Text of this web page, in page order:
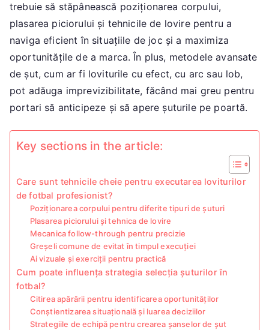
trebuie să stăpânească poziționarea corpului,
plasarea piciorului și tehnicile de lovire pentru a
naviga eficient în situațiile de joc și a maximiza
oportunitățile de a marca. În plus, metodele avansate
de șut, cum ar fi loviturile cu efect, cu arc sau lob,
pot adăuga imprevizibilitate, făcând mai greu pentru
portari să anticipeze și să apere șuturile pe poartă.
Key sections in the article:
Care sunt tehnicile cheie pentru executarea loviturilor
de fotbal profesionist?
Poziționarea corpului pentru diferite tipuri de șuturi
Plasarea piciorului și tehnica de lovire
Mecanica follow-through pentru precizie
Greșeli comune de evitat în timpul execuției
Ai vizuale și exerciții pentru practică
Cum poate influența strategia selecția șuturilor în
fotbal?
Citirea apărării pentru identificarea oportunităților
Conștientizarea situațională și luarea deciziilor
Strategiile de echipă pentru crearea șanselor de șut